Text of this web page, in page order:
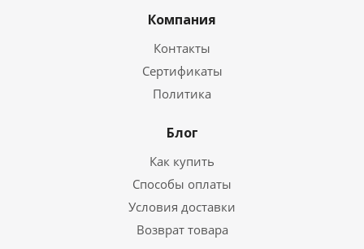
Компания
Контакты
Сертификаты
Политика
Блог
Как купить
Способы оплаты
Условия доставки
Возврат товара